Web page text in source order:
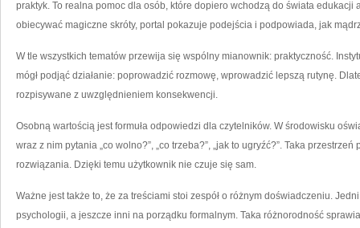
praktyk. To realna pomoc dla osób, które dopiero wchodzą do świata
obiecywać magiczne skróty, portal pokazuje podejścia i podpowiada, jak
W tle wszystkich tematów przewija się wspólny mianownik: praktyczność.
mógł podjąć działanie: poprowadzić rozmowę, wprowadzić lepszą rutynę.
rozpisywane z uwzględnieniem konsekwencji.
Osobną wartością jest formuła odpowiedzi dla czytelników. W środowisku
wraz z nim pytania „co wolno?”, „co trzeba?”, „jak to ugryźć?”. Taka
rozwiązania. Dzięki temu użytkownik nie czuje się sam.
Ważne jest także to, że za treściami stoi zespół o różnym doświadczeniu.
psychologii, a jeszcze inni na porządku formalnym. Taka różnorodność